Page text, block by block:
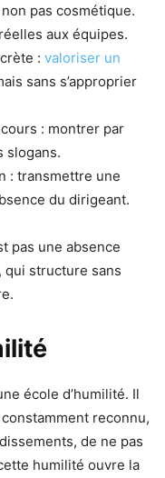
pas cosmétique.
aux équipes.
: valoriser un
sans s’approprier
: montrer par
slogans.
: transmettre une
du dirigeant.
pas une absence
qui structure sans
école d’humilité. Il
reconnu,
de ne pas
humilité ouvre la